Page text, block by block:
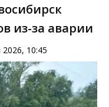
из-за аварии
10:45